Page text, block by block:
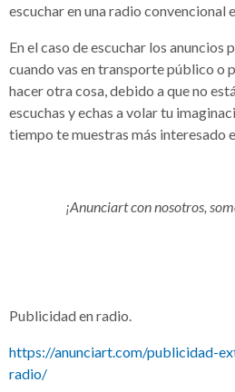
escuchar en una radio convencional
En el caso de escuchar los
cuando vas en transporte público o
hacer otra cosa, debido a que no
escuchas y echas a volar tu
tiempo te muestras más interesado
¡Anunciart con nosotros,
Publicidad en radio.
https://anunciart.com/publicidad-
radio/